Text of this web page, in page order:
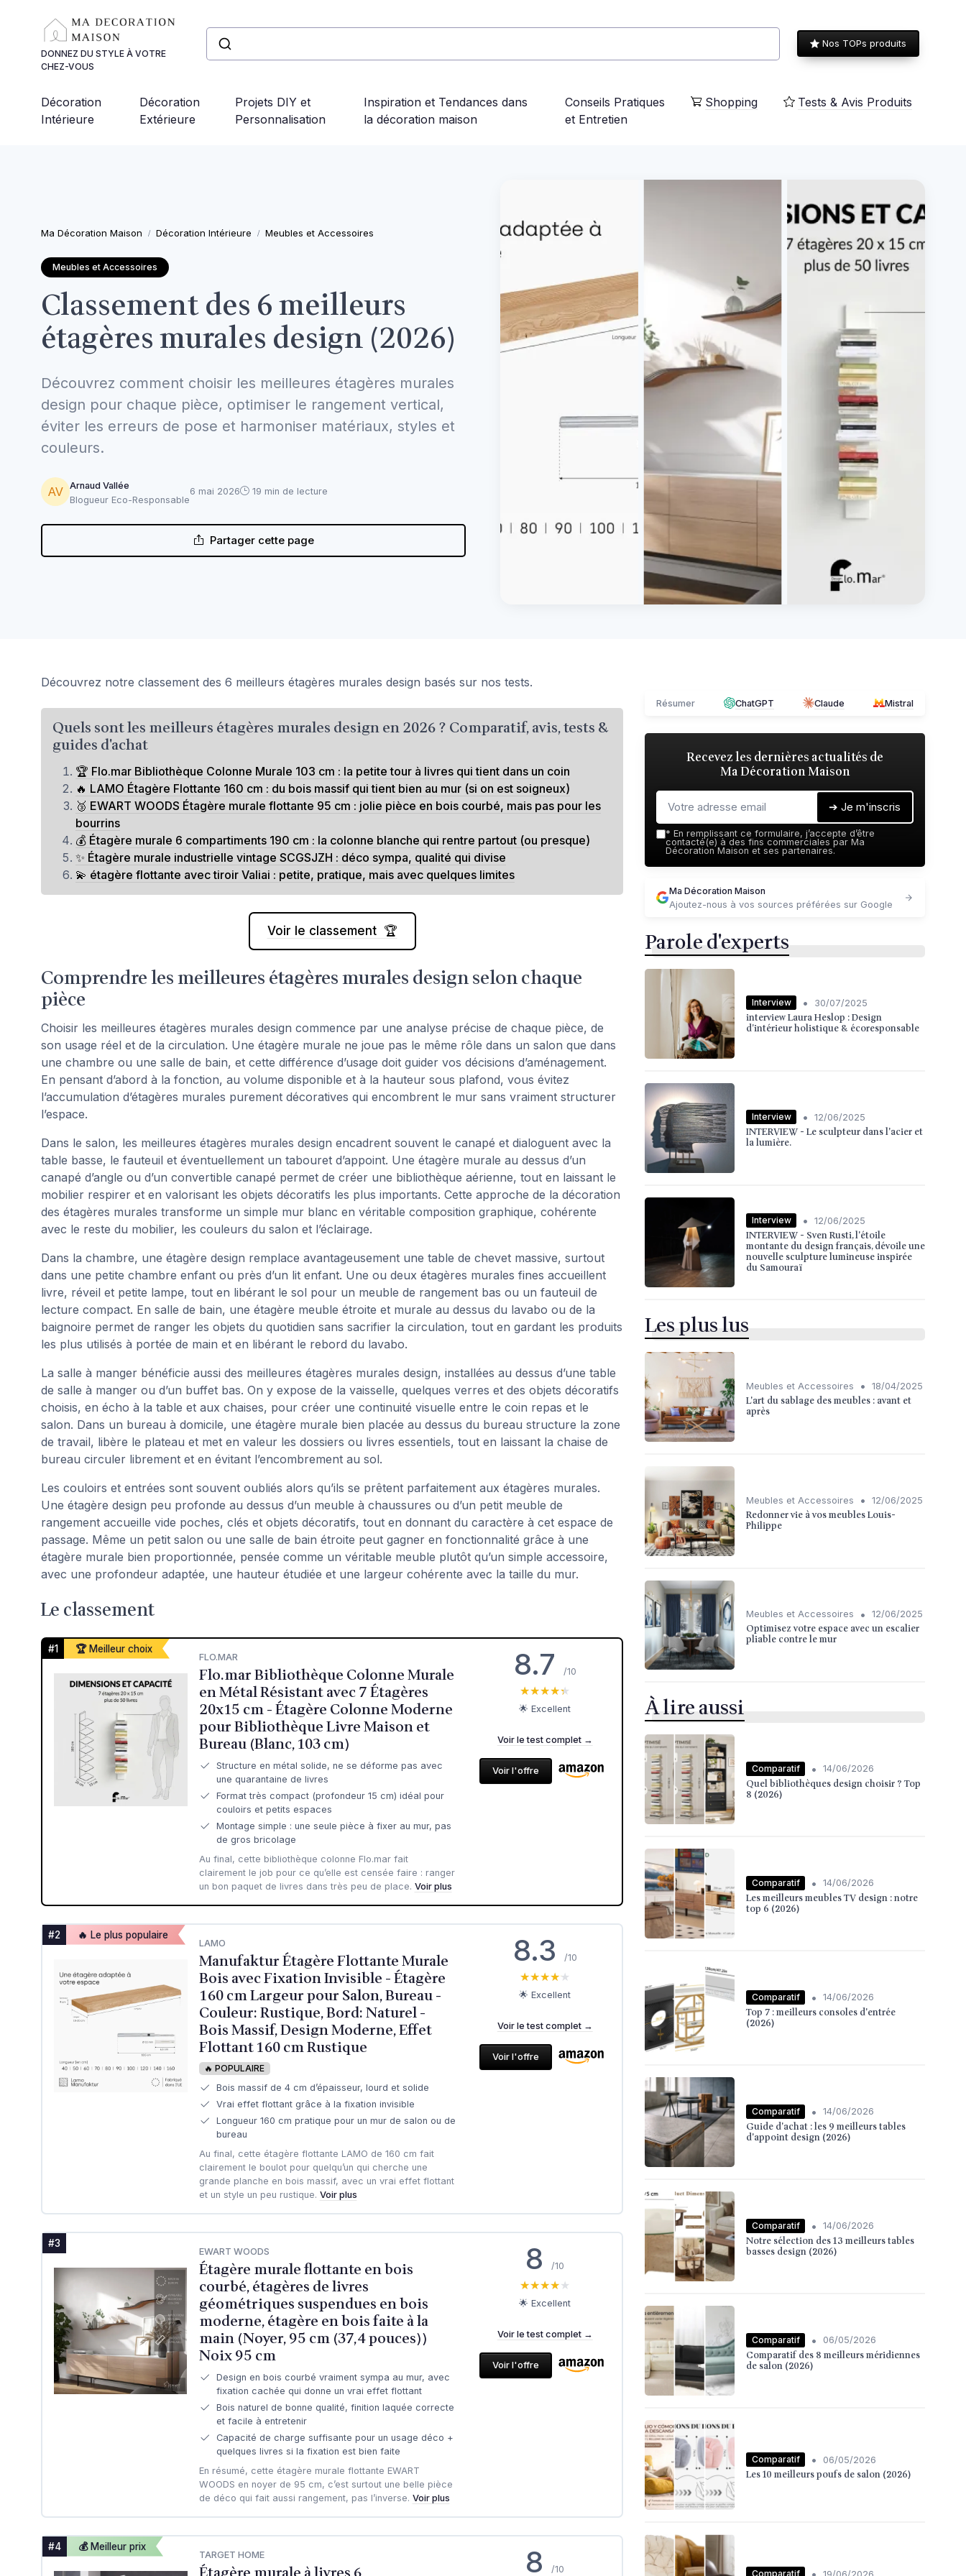
DONNEZ DU STYLE À VOTRE
CHEZ-VOUS
Nos TOPs produits
Décoration
Intérieure
Décoration
Extérieure
Projets DIY et
Personnalisation
Inspiration et Tendances dans
la décoration maison
Conseils Pratiques
et Entretien
Shopping Tests & Avis Produits
Ma Décoration Maison Décoration Intérieure Meubles et Accessoires
Meubles et Accessoires
Classement des 6 meilleurs
étagères murales design (2026)
Découvrez comment choisir les meilleures étagères murales
design pour chaque pièce, optimiser le rangement vertical,
éviter les erreurs de pose et harmoniser matériaux, styles et
couleurs.
Arnaud Vallée
Blogueur Eco-Responsable
6 mai 2026 19 min de lecture
Partager cette page
Découvrez notre classement des 6 meilleurs étagères murales design basés sur nos tests.
Quels sont les meilleurs étagères murales design en 2026 ? Comparatif, avis, tests &
guides d'achat
🏆 Flo.mar Bibliothèque Colonne Murale 103 cm : la petite tour à livres qui tient dans un coin
🔥 LAMO Étagère Flottante 160 cm : du bois massif qui tient bien au mur (si on est soigneux)
🥉 EWART WOODS Étagère murale flottante 95 cm : jolie pièce en bois courbé, mais pas pour les
bourrins
💰 Étagère murale 6 compartiments 190 cm : la colonne blanche qui rentre partout (ou presque)
✨ Étagère murale industrielle vintage SCGSJZH : déco sympa, qualité qui divise
💫 étagère flottante avec tiroir Valiai : petite, pratique, mais avec quelques limites
Voir le classement 🏆
Comprendre les meilleures étagères murales design selon chaque
pièce
Choisir les meilleures étagères murales design commence par une analyse précise de chaque pièce, de
son usage réel et de la circulation. Une étagère murale ne joue pas le même rôle dans un salon que dans
une chambre ou une salle de bain, et cette différence d’usage doit guider vos décisions d’aménagement.
En pensant d’abord à la fonction, au volume disponible et à la hauteur sous plafond, vous évitez
l’accumulation d’étagères murales purement décoratives qui encombrent le mur sans vraiment structurer
l’espace.
Dans le salon, les meilleures étagères murales design encadrent souvent le canapé et dialoguent avec la
table basse, le fauteuil et éventuellement un tabouret d’appoint. Une étagère murale au dessus d’un
canapé d’angle ou d’un convertible canapé permet de créer une bibliothèque aérienne, tout en laissant le
mobilier respirer et en valorisant les objets décoratifs les plus importants. Cette approche de la décoration
des étagères murales transforme un simple mur blanc en véritable composition graphique, cohérente
avec le reste du mobilier, les couleurs du salon et l’éclairage.
Dans la chambre, une étagère design remplace avantageusement une table de chevet massive, surtout
dans une petite chambre enfant ou près d’un lit enfant. Une ou deux étagères murales fines accueillent
livre, réveil et petite lampe, tout en libérant le sol pour un meuble de rangement bas ou un fauteuil de
lecture compact. En salle de bain, une étagère meuble étroite et murale au dessus du lavabo ou de la
baignoire permet de ranger les objets du quotidien sans sacrifier la circulation, tout en gardant les produits
les plus utilisés à portée de main et en libérant le rebord du lavabo.
La salle à manger bénéficie aussi des meilleures étagères murales design, installées au dessus d’une table
de salle à manger ou d’un buffet bas. On y expose de la vaisselle, quelques verres et des objets décoratifs
choisis, en écho à la table et aux chaises, pour créer une continuité visuelle entre le coin repas et le
salon. Dans un bureau à domicile, une étagère murale bien placée au dessus du bureau structure la zone
de travail, libère le plateau et met en valeur les dossiers ou livres essentiels, tout en laissant la chaise de
bureau circuler librement et en évitant l’encombrement au sol.
Les couloirs et entrées sont souvent oubliés alors qu’ils se prêtent parfaitement aux étagères murales.
Une étagère design peu profonde au dessus d’un meuble à chaussures ou d’un petit meuble de
rangement accueille vide poches, clés et objets décoratifs, tout en donnant du caractère à cet espace de
passage. Même un petit salon ou une salle de bain étroite peut gagner en fonctionnalité grâce à une
étagère murale bien proportionnée, pensée comme un véritable meuble plutôt qu’un simple accessoire,
avec une profondeur adaptée, une hauteur étudiée et une largeur cohérente avec la taille du mur.
Le classement
#1 🏆 Meilleur choix
FLO.MAR
Flo.mar Bibliothèque Colonne Murale
en Métal Résistant avec 7 Étagères
20x15 cm - Étagère Colonne Moderne
pour Bibliothèque Livre Maison et
Bureau (Blanc, 103 cm)
Structure en métal solide, ne se déforme pas avec
une quarantaine de livres
Format très compact (profondeur 15 cm) idéal pour
couloirs et petits espaces
Montage simple : une seule pièce à fixer au mur, pas
de gros bricolage
Au final, cette bibliothèque colonne Flo.mar fait
clairement le job pour ce qu’elle est censée faire : ranger
un bon paquet de livres dans très peu de place. Voir plus
8.7 /10
★★★★★
★★★★★
🌟 Excellent
Voir le test complet →
Voir l'offre
#2 🔥 Le plus populaire
LAMO
Manufaktur Étagère Flottante Murale
Bois avec Fixation Invisible - Étagère
160 cm Largeur pour Salon, Bureau -
Couleur: Rustique, Bord: Naturel -
Bois Massif, Design Moderne, Effet
Flottant 160 cm Rustique
🔥 POPULAIRE
Bois massif de 4 cm d’épaisseur, lourd et solide
Vrai effet flottant grâce à la fixation invisible
Longueur 160 cm pratique pour un mur de salon ou de
bureau
Au final, cette étagère flottante LAMO de 160 cm fait
clairement le boulot pour quelqu’un qui cherche une
grande planche en bois massif, avec un vrai effet flottant
et un style un peu rustique. Voir plus
8.3 /10
★★★★★
★★★★★
🌟 Excellent
Voir le test complet →
Voir l'offre
#3
EWART WOODS
Étagère murale flottante en bois
courbé, étagères de livres
géométriques suspendues en bois
moderne, étagère en bois faite à la
main (Noyer, 95 cm (37,4 pouces))
Noix 95 cm
Design en bois courbé vraiment sympa au mur, avec
fixation cachée qui donne un vrai effet flottant
Bois naturel de bonne qualité, finition laquée correcte
et facile à entretenir
Capacité de charge suffisante pour un usage déco +
quelques livres si la fixation est bien faite
En résumé, cette étagère murale flottante EWART
WOODS en noyer de 95 cm, c’est surtout une belle pièce
de déco qui fait aussi rangement, pas l’inverse. Voir plus
8 /10
★★★★★
★★★★★
🌟 Excellent
Voir le test complet →
Voir l'offre
#4 💰 Meilleur prix
TARGET HOME 8 /10
Résumer ChatGPT Claude Mistral
Recevez les dernières actualités de
Ma Décoration Maison
➔ Je m'inscris
* En remplissant ce formulaire, j’accepte d’être
contacté(e) à des fins commerciales par Ma
Décoration Maison et ses partenaires.
Ma Décoration Maison
Ajoutez-nous à vos sources préférées sur Google
Parole d'experts
Interview • 30/07/2025
interview Laura Heslop : Design
d’intérieur holistique & écoresponsable
Interview • 12/06/2025
INTERVIEW - Le sculpteur dans l'acier et
la lumière.
Interview • 12/06/2025
INTERVIEW - Sven Rusti, l'étoile
montante du design français, dévoile une
nouvelle sculpture lumineuse inspirée
du Samouraï
Les plus lus
Meubles et Accessoires • 18/04/2025
L'art du sablage des meubles : avant et
après
Meubles et Accessoires • 12/06/2025
Redonner vie à vos meubles Louis-
Philippe
Meubles et Accessoires • 12/06/2025
Optimisez votre espace avec un escalier
pliable contre le mur
À lire aussi
Comparatif • 14/06/2026
Quel bibliothèques design choisir ? Top
8 (2026)
Comparatif • 14/06/2026
Les meilleurs meubles TV design : notre
top 6 (2026)
Comparatif • 14/06/2026
Top 7 : meilleurs consoles d'entrée
(2026)
Comparatif • 14/06/2026
Guide d'achat : les 9 meilleurs tables
d'appoint design (2026)
Comparatif • 14/06/2026
Notre sélection des 13 meilleurs tables
basses design (2026)
Comparatif • 06/05/2026
Comparatif des 8 meilleurs méridiennes
de salon (2026)
Comparatif • 06/05/2026
Les 10 meilleurs poufs de salon (2026)
Comparatif